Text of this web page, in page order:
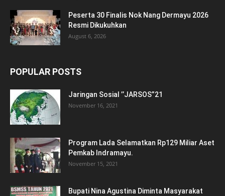
Peserta 30 Finalis Nok Nang Dermayu 2026
Resmi Dikukuhkan
August 6, 2026
POPULAR POSTS
Jaringan Sosial ’’JARSOS”21
November 16, 2021
Program Lada Selamatkan Rp129 Miliar Aset
Pemkab Indramayu.
November 15, 2021
Bupati Nina Agustina Diminta Masyarakat